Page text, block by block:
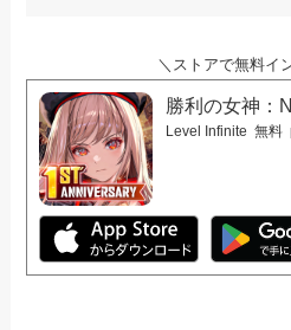
＼ストアで無料イ
勝利の女神：
Level Infinite 無料